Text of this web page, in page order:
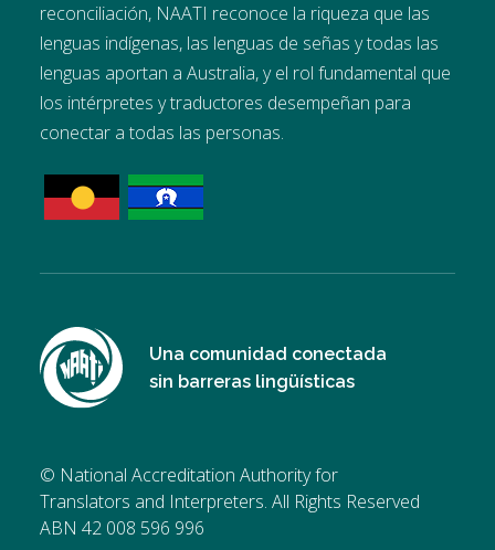
reconciliación, NAATI reconoce la riqueza que las
lenguas indígenas, las lenguas de señas y todas las
lenguas aportan a Australia, y el rol fundamental que
los intérpretes y traductores desempeñan para
conectar a todas las personas.
Una comunidad conectada
sin barreras lingüísticas
© National Accreditation Authority for
Translators and Interpreters. All Rights Reserved
ABN 42 008 596 996